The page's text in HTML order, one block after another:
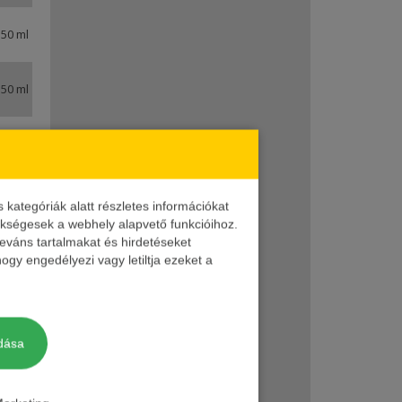
kategóriák alatt részletes információkat
a webhely alapvető funkcióihoz.
tartalmakat és hirdetéseket
engedélyezi vagy letiltja ezeket a
50 ml
50 ml
50 ml